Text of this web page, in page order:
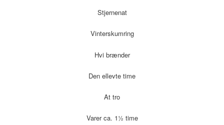
Stjernenat
Vinterskumring
Hvi brænder
Den ellevte time
At tro
Varer ca. 1½ time